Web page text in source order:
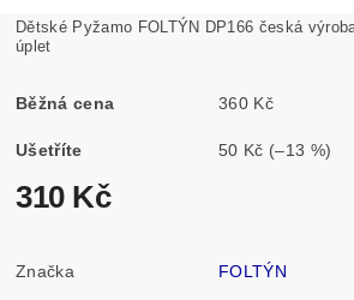
Dětské Pyžamo FOLTÝN DP166 česká
úplet
Běžná cena 360 Kč
Ušetříte 50 Kč (–13 %)
310 Kč
Značka FOLTÝN